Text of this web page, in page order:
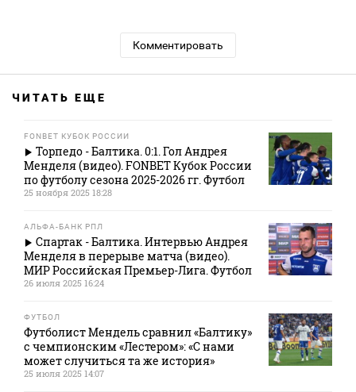
Комментировать
ЧИТАТЬ ЕЩЕ
FONBET КУБОК РОССИИ
Торпедо - Балтика. 0:1. Гол Андрея
Менделя (видео). FONBET Кубок России
по футболу сезона 2025-2026 гг. Футбол
25 ноября 2025 18:28
АЛЬФА-БАНК РПЛ
Спартак - Балтика. Интервью Андрея
Менделя в перерыве матча (видео).
МИР Российская Премьер-Лига. Футбол
26 июля 2025 16:24
ФУТБОЛ
Футболист Мендель сравнил «Балтику»
с чемпионским «Лестером»: «С нами
может случиться та же история»
25 июля 2025 14:07